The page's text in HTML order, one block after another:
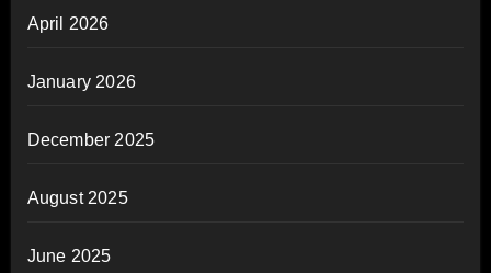
April 2026
January 2026
December 2025
August 2025
June 2025